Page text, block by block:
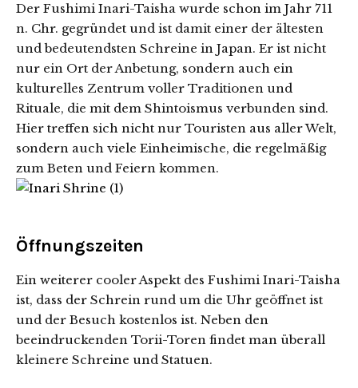
Der Fushimi Inari-Taisha wurde schon im Jahr 711
n. Chr. gegründet und ist damit einer der ältesten
und bedeutendsten Schreine in Japan. Er ist nicht
nur ein Ort der Anbetung, sondern auch ein
kulturelles Zentrum voller Traditionen und
Rituale, die mit dem Shintoismus verbunden sind.
Hier treffen sich nicht nur Touristen aus aller Welt,
sondern auch viele Einheimische, die regelmäßig
zum Beten und Feiern kommen.
Öffnungszeiten
Ein weiterer cooler Aspekt des Fushimi Inari-Taisha
ist, dass der Schrein rund um die Uhr geöffnet ist
und der Besuch kostenlos ist. Neben den
beeindruckenden Torii-Toren findet man überall
kleinere Schreine und Statuen.